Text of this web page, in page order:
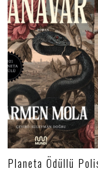
Planeta Ödüllü